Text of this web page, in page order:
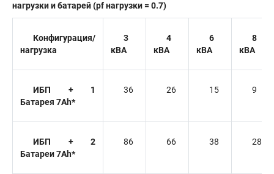
нагрузки и батарей (pf нагрузки = 0.7)
Конфигурация/
нагрузка
3
кВА
4
кВА
6
кВА
8
кВА
ИБП + 1
Батарея 7Ah*
36 26 15 9
ИБП + 2
Батареи 7Ah*
86 66 38 28